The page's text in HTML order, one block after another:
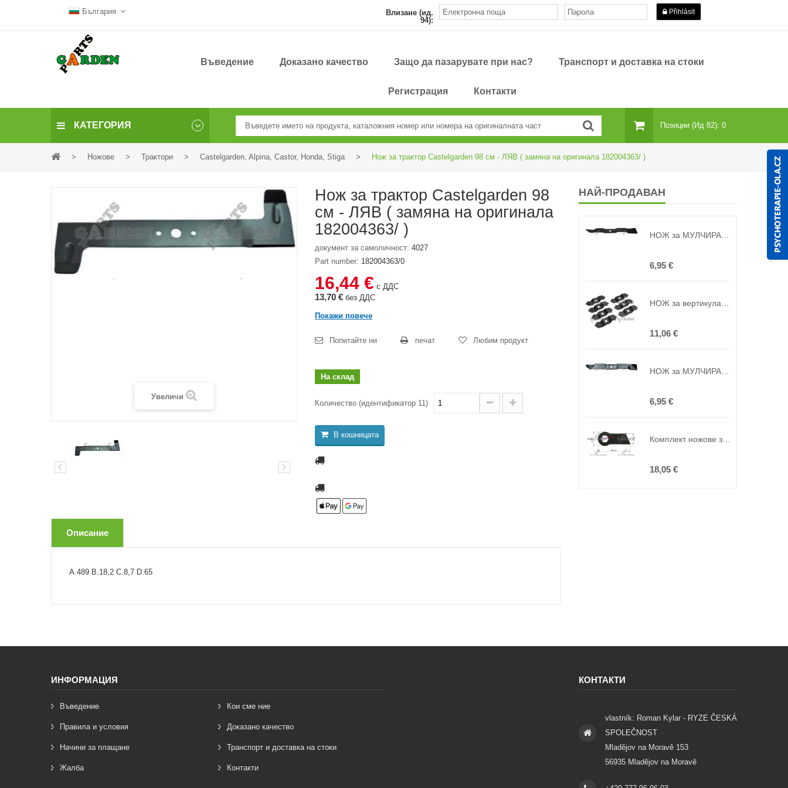
България
Влизане (ид.
94):
Přihlásit
Въведение Доказано качество Защо да пазарувате при нас? Транспорт и доставка на стоки
Регистрация Контакти
КАТЕГОРИЯ Позиции (ид 82): 0
> Ножове > Трактори > Castelgarden, Alpina, Castor, Honda, Stiga > Нож за трактор Castelgarden 98 см - ЛЯВ ( замяна на оригинала 182004363/ )
Увеличи
Нож за трактор Castelgarden 98
см - ЛЯВ ( замяна на оригинала
182004363/ )
документ за самоличност: 4027
Part number: 182004363/0
16,44 € с ДДС
13,70 € без ДДС
Покажи повече
Попитайте ни печат Любим продукт
На склад
Количество (идентификатор 11)
В кошницата
Описание
A.489 B.18,2 C.8,7 D.65
НАЙ-ПРОДАВАН
6,95 €
11,06 €
6,95 €
18,05 €
ИНФОРМАЦИЯ
Въведение Кои сме ние
Правила и условия Доказано качество
Начини за плащане Транспорт и доставка на стоки
Жалба Контакти
КОНТАКТИ
vlastník: Roman Kylar - RYZE ČESKÁ
SPOLEČNOST
Mladějov na Moravě 153
56935 Mladějov na Moravě